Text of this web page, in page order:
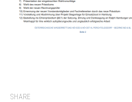
SHARE